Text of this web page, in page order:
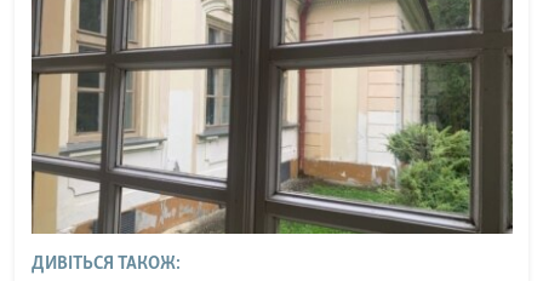
ДИВІТЬСЯ ТАКОЖ: